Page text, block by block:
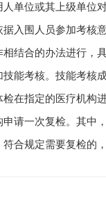
人单位或其上级单
入围人员参加考核
结合的办法进行，
能考核。技能考核
检在指定的医疗机
请一次复检。其中
合规定需要复检的